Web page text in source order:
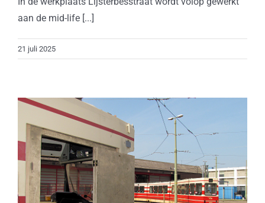
aan de mid-life [...]
21 juli 2025